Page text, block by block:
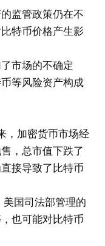
监管政策仍在不
特币价格产生影
市场的不确定
等风险资产构成
，加密货币市场经
，总市值下跌了
接导致了比特币
国司法部管理的
也可能对比特币